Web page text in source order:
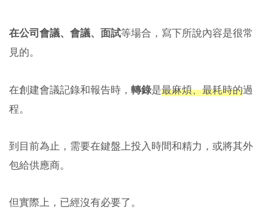
在公司會議、會議、面試等場合，寫下所說內容是很常
見的。
在創建會議記錄和報告時， 轉錄是最麻煩、最耗時的過
程。
到目前為止，需要在鍵盤上投入時間和精力，或將其外
包給供應商。
但實際上，已經沒有必要了。